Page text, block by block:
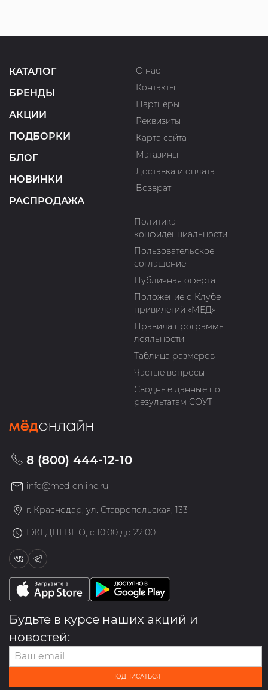
КАТАЛОГ
БРЕНДЫ
АКЦИИ
ПОДБОРКИ
БЛОГ
НОВИНКИ
РАСПРОДАЖА
О нас
Контакты
Партнеры
Реквизиты
Карта сайта
Магазины
Доставка и оплата
Возврат
Политика
конфиденциальности
Пользовательское
соглашение
Публичная оферта
Положение о Клубе
привилегий «МЁД»
Правила программы
лояльности
Таблица размеров
Частые вопросы
Сводные данные по
результатам СОУТ
8 (800) 444-12-10
info@med-online.ru
г. Краснодар, ул. Ставропольская, 133
ЕЖЕДНЕВНО, с 10:00 до 22:00
Будьте в курсе наших акций и
новостей:
ПОДПИСАТЬСЯ